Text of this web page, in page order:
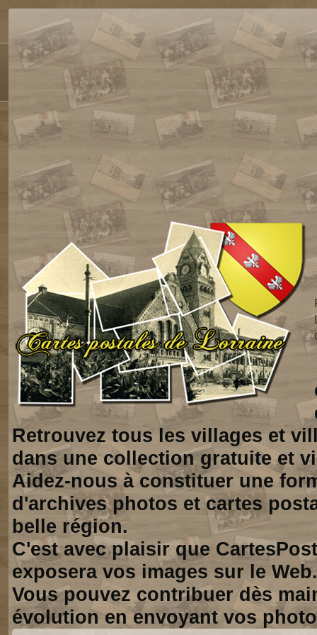
Retrouvez tous les villages et
dans une collection gratuite et
Aidez-nous à constituer une
d'archives photos et cartes
belle région.
C'est avec plaisir que
exposera vos images sur le Web.
Vous pouvez contribuer dès
évolution en envoyant vos